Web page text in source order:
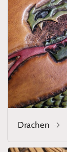
Drachen